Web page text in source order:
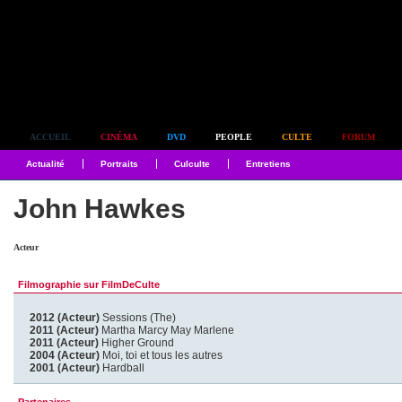
ACCUEIL CINÉMA DVD PEOPLE CULTE FORUM
Actualité Portraits Culculte Entretiens
John Hawkes
Acteur
Filmographie sur FilmDeCulte
2012 (Acteur) Sessions (The)
2011 (Acteur) Martha Marcy May Marlene
2011 (Acteur) Higher Ground
2004 (Acteur) Moi, toi et tous les autres
2001 (Acteur) Hardball